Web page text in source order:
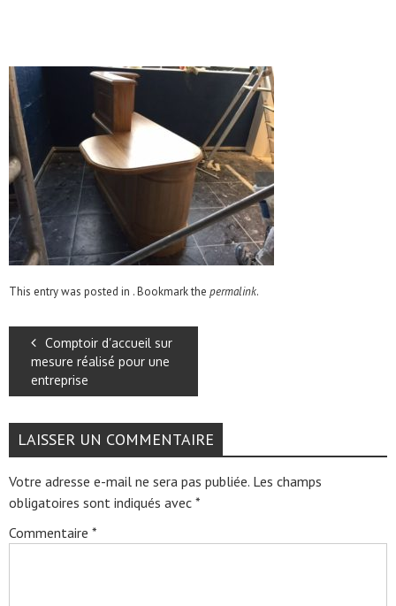
This entry was posted in . Bookmark the permalink.
Comptoir d’accueil sur
mesure réalisé pour une
entreprise
LAISSER UN COMMENTAIRE
Votre adresse e-mail ne sera pas publiée. Les champs
obligatoires sont indiqués avec *
Commentaire *